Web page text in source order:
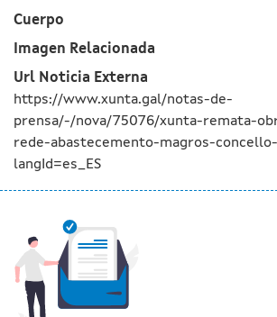
Cuerpo
Imagen Relacionada
Url Noticia Externa
https://www.xunta.gal/notas-de-
prensa/-/nova/75076/xunta-remata-
rede-abastecemento-magros-
langId=es_ES